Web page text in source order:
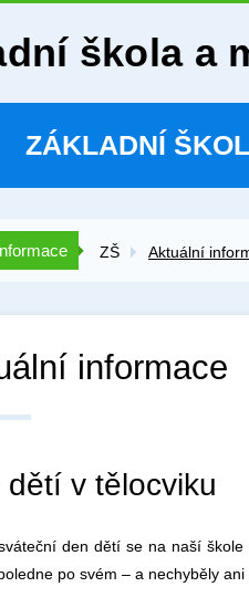
škola a
ZÁKLADNÍ
ZŠ Aktuální
informace
dětí v tělocviku
den dětí se na naší
po svém – a nechyběly ani